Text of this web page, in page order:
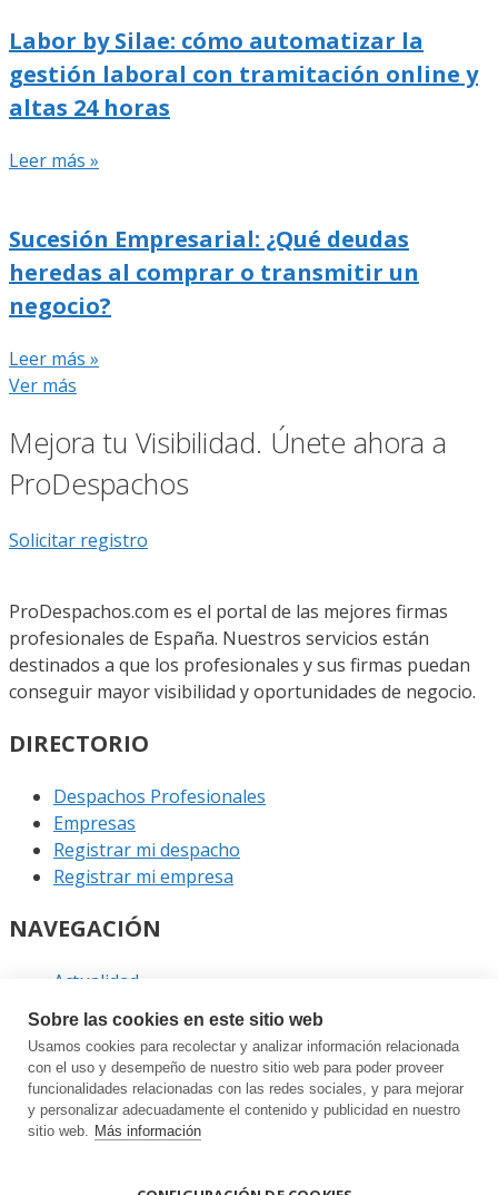
Labor by Silae: cómo automatizar la
gestión laboral con tramitación online y
altas 24 horas
Leer más »
Sucesión Empresarial: ¿Qué deudas
heredas al comprar o transmitir un
negocio?
Leer más »
Ver más
Mejora tu Visibilidad. Únete ahora a
ProDespachos
Solicitar registro
ProDespachos.com es el portal de las mejores firmas
profesionales de España. Nuestros servicios están
destinados a que los profesionales y sus firmas puedan
conseguir mayor visibilidad y oportunidades de negocio.
DIRECTORIO
Despachos Profesionales
Empresas
Registrar mi despacho
Registrar mi empresa
NAVEGACIÓN
Actualidad
Podcast
Entrevistas
Eventos
ENLACES
Sobre las cookies en este sitio web
Usamos cookies para recolectar y analizar información relacionada
con el uso y desempeño de nuestro sitio web para poder proveer
funcionalidades relacionadas con las redes sociales, y para mejorar
y personalizar adecuadamente el contenido y publicidad en nuestro
sitio web. Más información